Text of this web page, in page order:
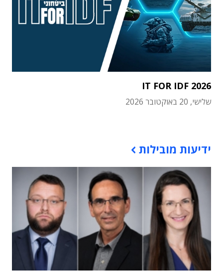
IT FOR IDF 2026
שלישי, 20 באוקטובר 2026
ידיעות מובילות